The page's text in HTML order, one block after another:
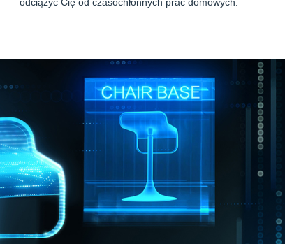
odciążyć Cię od czasochłonnych prac domowych.